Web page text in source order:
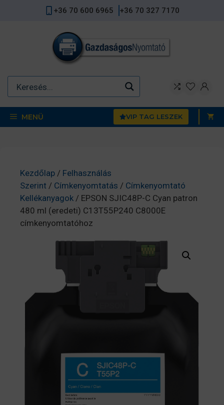
+36 70 600 6965 +36 70 327 7170
MENÜ VIP TAG LESZEK
Kezdőlap / Felhasználás
Szerint / Címkenyomtatás / Címkenyomtató
Kellékanyagok / EPSON SJIC48P-C Cyan patron
480 ml (eredeti) C13T55P240 C8000E
címkenyomtatóhoz